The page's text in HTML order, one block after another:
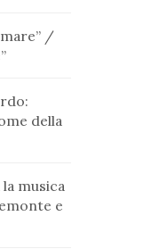
/
della
la musica
e